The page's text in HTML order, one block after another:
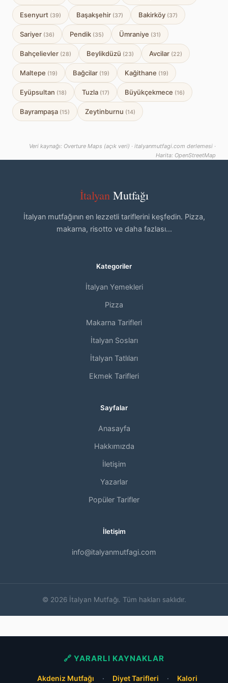
Esenyurt (39) Başakşehir (37) Bakirköy (37)
Sariyer (36) Pendik (35) Ümraniye (31)
Bahçelievler (28) Beylikdüzü (23) Avcilar (22)
Maltepe (19) Bağcilar (19) Kağithane (19)
Eyüpsultan (18) Tuzla (17) Büyükçekmece (16)
Bayrampaşa (15) Zeytinburnu (14)
Veri kaynağı: Overture Maps (açık veri) · italyanmutfagi.com derlemesi ·
Harita: OpenStreetMap
İtalyanMutfağı
İtalyan mutfağının en lezzetli tariflerini keşfedin. Pizza,
makarna, risotto ve daha fazlası...
Kategoriler
İtalyan Yemekleri
Pizza
Makarna Tarifleri
İtalyan Sosları
İtalyan Tatlıları
Ekmek Tarifleri
Sayfalar
Anasayfa
Hakkımızda
İletişim
Yazarlar
Popüler Tarifler
İletişim
info@italyanmutfagi.com
© 2026 İtalyan Mutfağı. Tüm hakları saklıdır.
🔗 YARARLI KAYNAKLAR
Akdeniz Mutfağı · Diyet Tarifleri · Kalori